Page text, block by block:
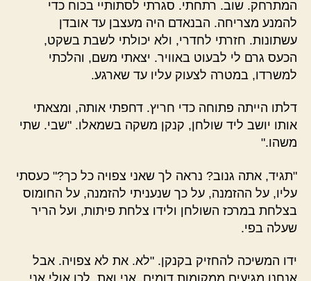
המתרחק. שוב. רתחתי. סגרתי לסתותיי בכוח כדי
להמנע מצריחה. הבנאדם היה מעצבן עד אובדן
עשתונות. חזרתי לחדרי, ולא יכולתי לשבת בשקט,
הכעס גרם לי לבעוט באוויר. יצאתי משם, והלכתי
למשרדו, במטרה לצעוק עליו עד שארגע.
דלתו הייתה פתוחה כדי חריץ. דחפתי אותה, ומצאתי
אותו יושב ליד שולחן, קנקן משקה בשמאלו. "שבי. שתי
משהו."
"תגיד, אתה גנוב? נראה לך שאני צפויה כל כך?" כעסתי
עליו, על ההזמנה, על כך שנעניתי להזמנה, על החומוס
בצלחת במרכז השולחן ולידו צלחת פיתות, ועל הריר
שעלה בפי.
ידו המשיכה להחזיק בקנקן. "לא. את לא צפויה. אבל
אנחנו מגיעים ממקומות דומים, אני ואת. לכן אולי אני